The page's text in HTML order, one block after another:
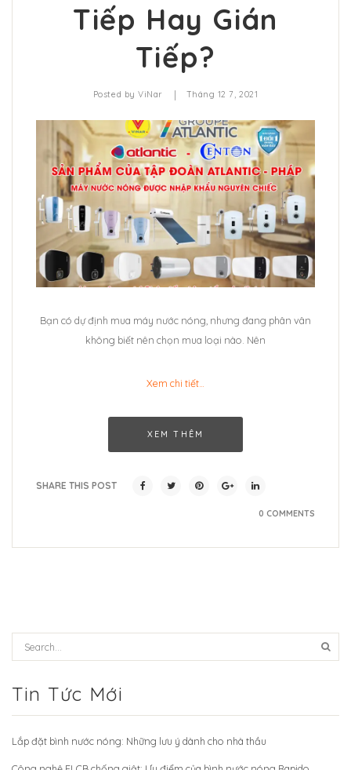
Tiếp Hay Gián
Tiếp?
Posted byViNar | Tháng 12 7, 2021
Bạn có dự định mua máy nước nóng, nhưng đang phân vân
không biết nên chọn mua loại nào. Nên
Xem chi tiết…
XEM THÊM
SHARE THIS POST
0 COMMENTS
Tin Tức Mới
Lắp đặt bình nước nóng: Những lưu ý dành cho nhà thầu